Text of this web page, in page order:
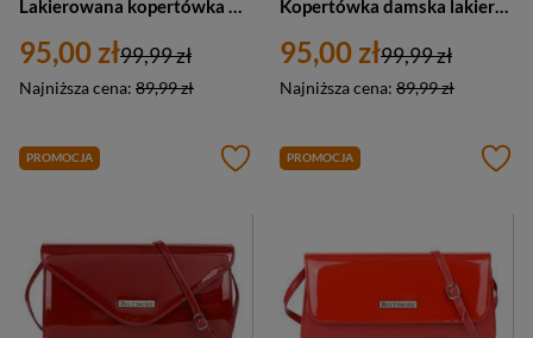
Lakierowana kopertówka wieczorowa torebka różowa Beltimore M78
95,00 zł
Najniższa cena: 89,99 zł
99,99 zł
Kopertówka damska lakierowana wieczorowa torebka granatowa M78
95,00 zł
Najniższa cena: 89,99 zł
99,99 zł
PROMOCJA PROMOCJA